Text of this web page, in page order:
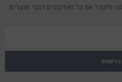
ולקבל את כל העדכונים לגבי מוצרים
הרשמה